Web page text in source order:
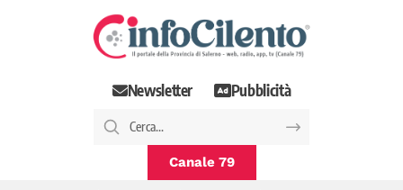
Newsletter Pubblicità
Canale 79